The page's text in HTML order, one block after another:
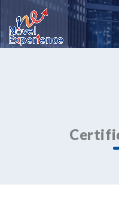
/* * Template Name:
course page only */